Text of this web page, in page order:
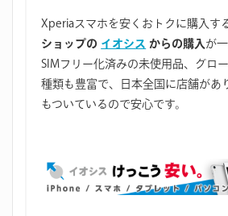
Xperiaスマホを安くおトクに購入す
ショップの イオシス からの購入 が
SIMフリー化済みの未使用品、グロ
種類も豊富で、日本全国に店舗があ
もついているので安心です。